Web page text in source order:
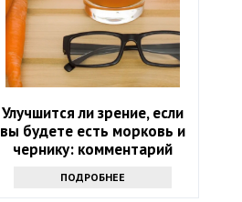
Улучшится ли зрение, если
вы будете есть морковь и
чернику: комментарий
ПОДРОБНЕЕ